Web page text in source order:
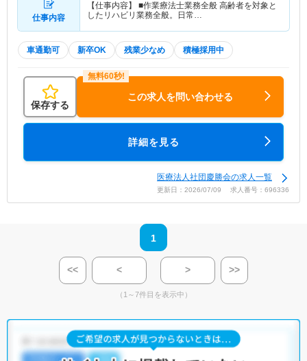
仕事内容
【仕事内容】 ■作業療法士業務全般 高齢者を対象と
したリハビリ業務全般。日常…
車通勤可 新卒OK 残業少なめ 積極採用中
保存する
この求人を問い合わせる
詳細を見る
医療法人社団慶勝会の求人一覧
更新日：2026/07/09 求人番号：696336
1
<< < > >>
（1～7件目を表示中）